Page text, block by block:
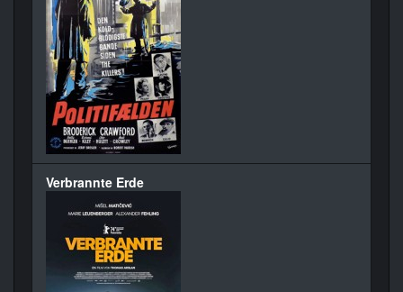
Verbrannte Erde